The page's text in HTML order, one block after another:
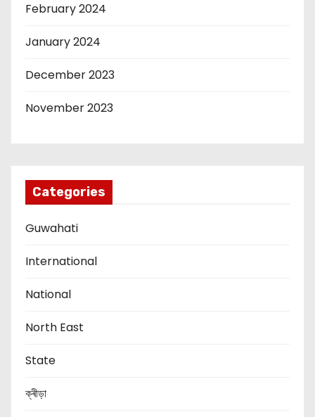
February 2024
January 2024
December 2023
November 2023
Categories
Guwahati
International
National
North East
State
ক্ৰীড়া